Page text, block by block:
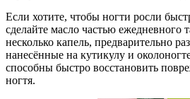
Если хотите, чтобы ногти росли
сделайте масло частью ежедневного
несколько капель, предварительно
нанесённые на кутикулу и
способны быстро восстановить
ногтя.